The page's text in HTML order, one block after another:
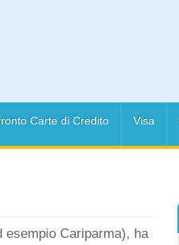
Carte di Credito Visa
esempio Cariparma), ha